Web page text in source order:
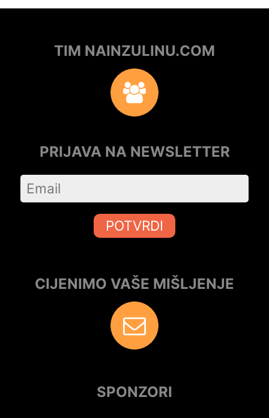
TIM NAINZULINU.COM
PRIJAVA NA NEWSLETTER
POTVRDI
CIJENIMO VAŠE MIŠLJENJE
SPONZORI